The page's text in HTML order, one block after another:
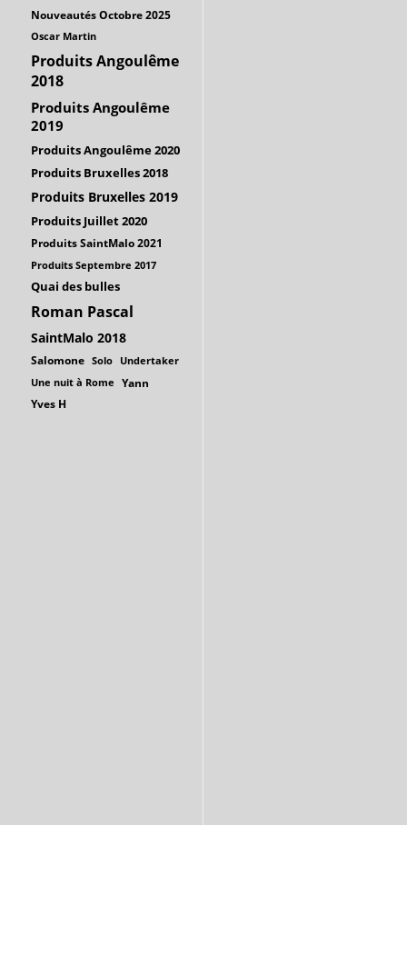
Nouveautés Octobre 2025
Oscar Martin
Produits Angoulême
2018
Produits Angoulême
2019
Produits Angoulême 2020
Produits Bruxelles 2018
Produits Bruxelles 2019
Produits Juillet 2020
Produits SaintMalo 2021
Produits Septembre 2017
Quai des bulles
Roman Pascal
SaintMalo 2018
Salomone Solo Undertaker
Une nuit à Rome Yann
Yves H